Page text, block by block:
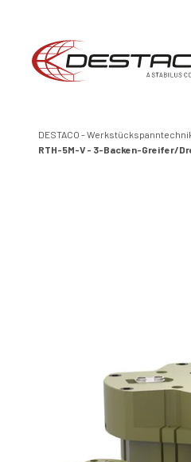
DESTACO -
RTH-5M-V - 3-Backen-Greifer/